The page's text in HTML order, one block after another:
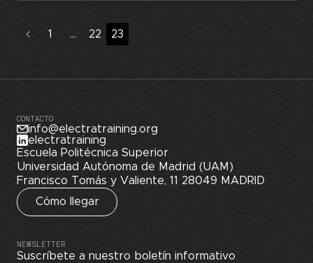
1 … 22 23
CONTACTO
info@electratraining.org
electratraining
Escuela Politécnica Superior
Universidad Autónoma de Madrid (UAM)
Francisco Tomás y Valiente, 11 28049 MADRID
Cómo llegar
NEWSLETTER
Suscríbete a nuestro boletín informativo